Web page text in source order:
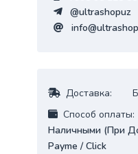
@ultrashopuz
Доставка:
Cпособ оплаты:
Наличными (При
Payme / Click